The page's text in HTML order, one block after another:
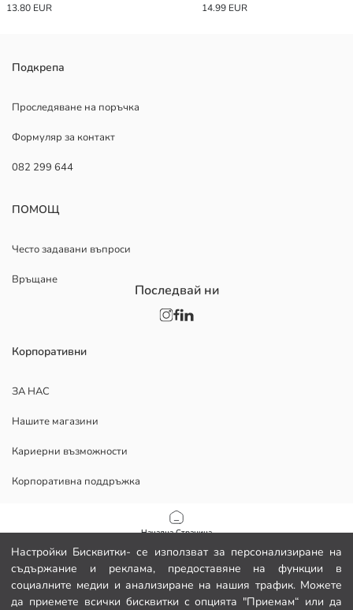
Настройки Бисквитки- се използват за персонализиране на
съдържание и реклама, предоставяне на функции в
социалните медии и анализиране на нашия трафик. Можете
да приемете всички бисквитки с опцията "Приемам“ или да
Начална Страница
Категории
Моята количка
13.80 EUR
14.99 EUR
Подкрепа
Проследяване на поръчка
Формуляр за контакт
082 299 644
ПОМОЩ
Често задавани въпроси
Връщане
Корпоративни
ЗА НАС
Нашите магазини
Кариерни възможности
Корпоративна поддръжка
Политика за поверителност и сигурност на данните
Условия за ползване
Последвай ни